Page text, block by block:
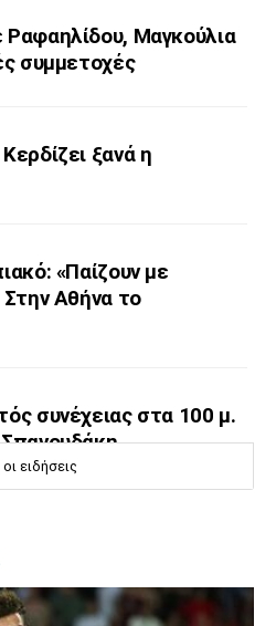
Μαγκούλια
συμμετοχές
ξανά η
«Παίζουν με
Στην Αθήνα το
συνέχειας στα 100 μ.
Σπανουδάκη
ειδήσεις